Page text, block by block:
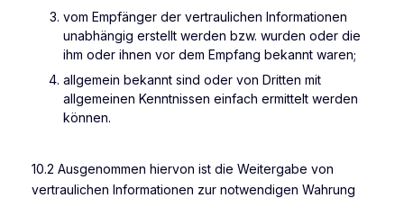
vom Empfänger der vertraulichen Informationen
unabhängig erstellt werden bzw. wurden oder die
ihm oder ihnen vor dem Empfang bekannt waren;
allgemein bekannt sind oder von Dritten mit
allgemeinen Kenntnissen einfach ermittelt werden
können.
10.2 Ausgenommen hiervon ist die Weitergabe von
vertraulichen Informationen zur notwendigen Wahrung